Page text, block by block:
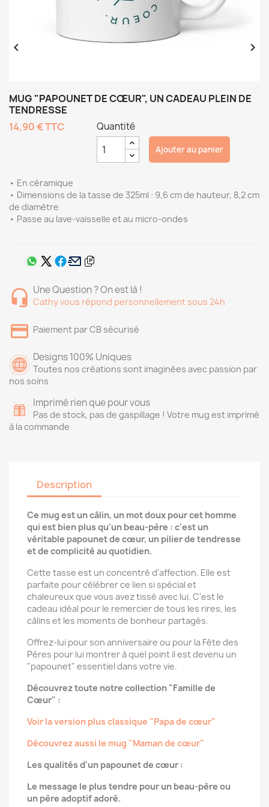
 
MUG "PAPOUNET DE CŒUR", UN CADEAU PLEIN DE
TENDRESSE
14,90 €TTC
• En céramique
• Dimensions de la tasse de 325ml : 9,6 cm de hauteur, 8,2 cm
de diamètre
• Passe au lave-vaisselle et au micro-ondes
Quantité
Ajouter au panier
Une Question ? On est là !
Cathy vous répond personnellement sous 24h
Paiement par CB sécurisé
Designs 100% Uniques
Toutes nos créations sont imaginées avec passion par
nos soins
Imprimé rien que pour vous
Pas de stock, pas de gaspillage ! Votre mug est imprimé
à la commande
Description
Ce mug est un câlin, un mot doux pour cet homme
qui est bien plus qu'un beau-père : c'est un
véritable papounet de cœur, un pilier de tendresse
et de complicité au quotidien.
Cette tasse est un concentré d'affection. Elle est
parfaite pour célébrer ce lien si spécial et
chaleureux que vous avez tissé avec lui. C'est le
cadeau idéal pour le remercier de tous les rires, les
câlins et les moments de bonheur partagés.
Offrez-lui pour son anniversaire ou pour la Fête des
Pères pour lui montrer à quel point il est devenu un
"papounet" essentiel dans votre vie.
Découvrez toute notre collection "Famille de
Cœur" :
Voir la version plus classique "Papa de cœur"
Découvrez aussi le mug "Maman de cœur"
Les qualités d'un papounet de cœur :
Le message le plus tendre pour un beau-père ou
un père adoptif adoré.